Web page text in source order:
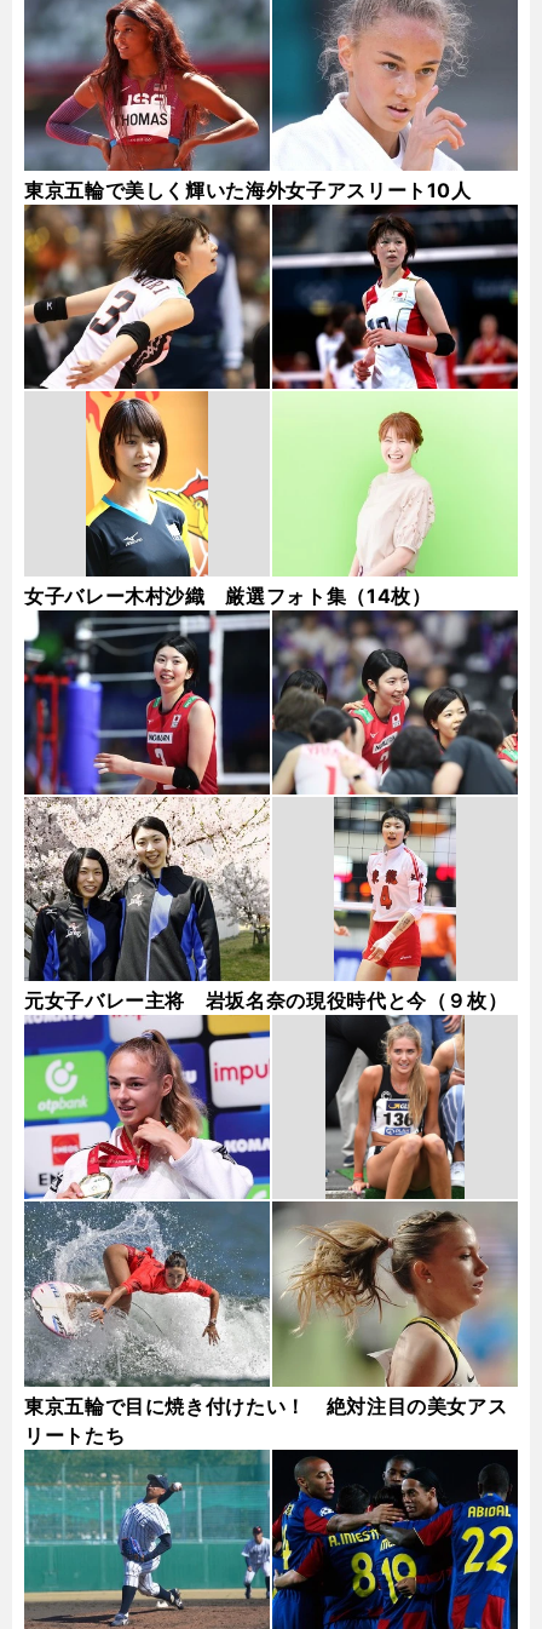
東京五輪で美しく輝いた海外女子アスリート10人
女子バレー木村沙織 厳選フォト集（14枚）
元女子バレー主将 岩坂名奈の現役時代と今（９枚）
東京五輪で目に焼き付けたい！ 絶対注目の美女アス
リートたち